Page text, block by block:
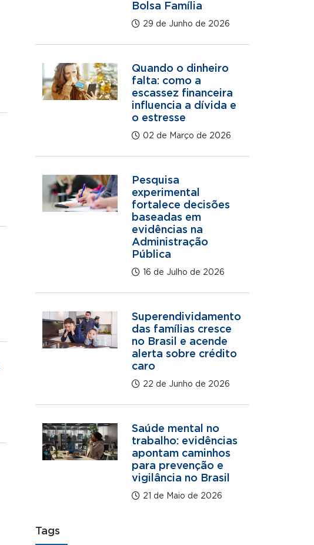
Bolsa Família
29 de Junho de 2026
Quando o dinheiro
falta: como a
escassez financeira
influencia a dívida e
o estresse
02 de Março de 2026
Pesquisa
experimental
fortalece decisões
baseadas em
evidências na
Administração
Pública
16 de Julho de 2026
Superendividamento
das famílias cresce
no Brasil e acende
alerta sobre crédito
caro
22 de Junho de 2026
Saúde mental no
trabalho: evidências
apontam caminhos
para prevenção e
vigilância no Brasil
21 de Maio de 2026
Tags